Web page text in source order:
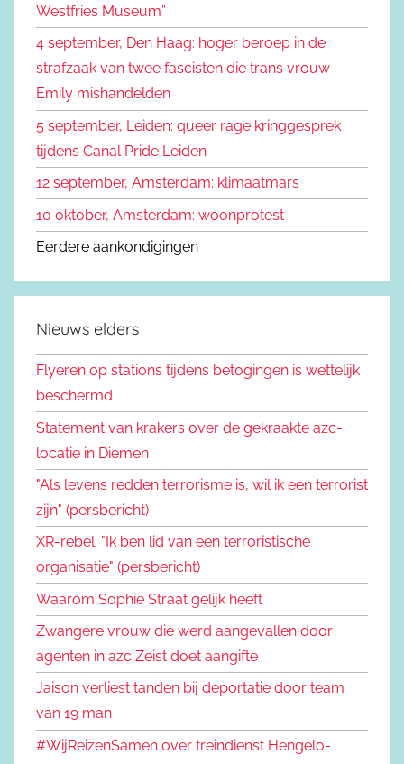
:
Westfries Museum”
4 september, Den Haag: hoger beroep in de
strafzaak van twee fascisten die trans vrouw
Emily mishandelden
5 september, Leiden: queer rage kringgesprek
tijdens Canal Pride Leiden
12 september, Amsterdam: klimaatmars
10 oktober, Amsterdam: woonprotest
Eerdere aankondigingen
Nieuws elders
Flyeren op stations tijdens betogingen is wettelijk
beschermd
Statement van krakers over de gekraakte azc-
locatie in Diemen
"Als levens redden terrorisme is, wil ik een terrorist
zijn" (persbericht)
XR-rebel: "Ik ben lid van een terroristische
organisatie" (persbericht)
Waarom Sophie Straat gelijk heeft
Zwangere vrouw die werd aangevallen door
agenten in azc Zeist doet aangifte
Jaison verliest tanden bij deportatie door team
van 19 man
#WijReizenSamen over treindienst Hengelo-